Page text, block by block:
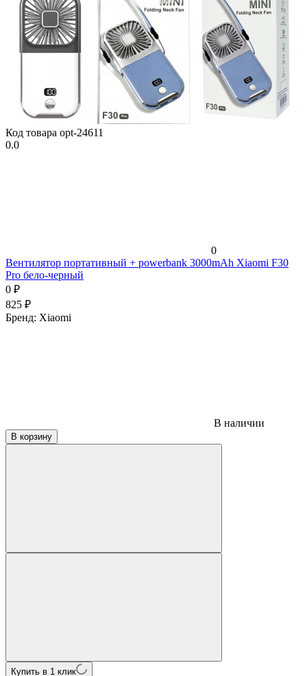
Код товара opt-24611
0.0
0
Вентилятор портативный + powerbank 3000mAh Xiaomi F30
Pro бело-черный
0 ₽
825 ₽
Бренд: Xiaomi
В наличии
В корзину
Купить в 1 клик